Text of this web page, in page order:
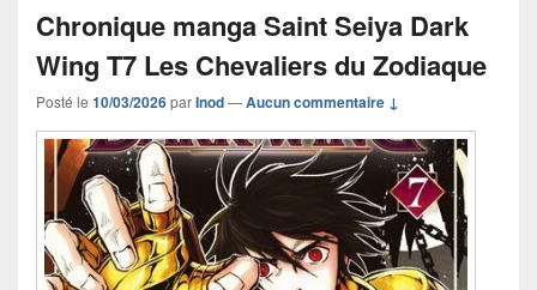
Chronique manga Saint Seiya Dark
Wing T7 Les Chevaliers du Zodiaque
Posté le 10/03/2026parInod—Aucun commentaire ↓